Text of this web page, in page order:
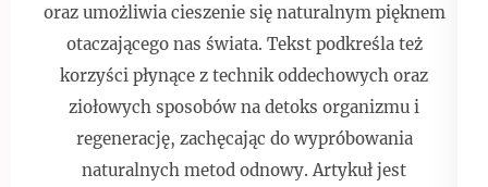
oraz umożliwia cieszenie się naturalnym pięknem
otaczającego nas świata. Tekst podkreśla też
korzyści płynące z technik oddechowych oraz
ziołowych sposobów na detoks organizmu i
regenerację, zachęcając do wypróbowania
naturalnych metod odnowy. Artykuł jest